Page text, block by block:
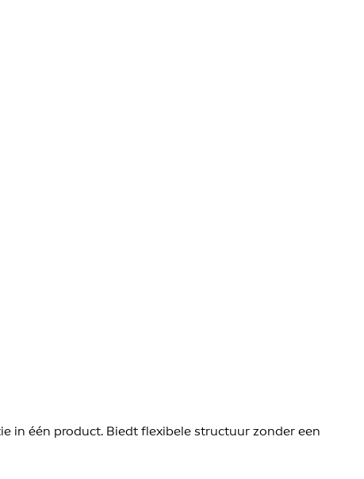
in één product. Biedt flexibele structuur zonder een